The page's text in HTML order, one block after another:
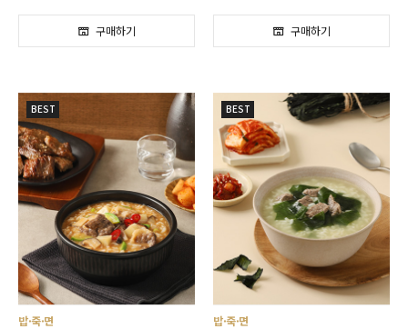
BEST
밥·죽·면
BEST
밥·죽·면